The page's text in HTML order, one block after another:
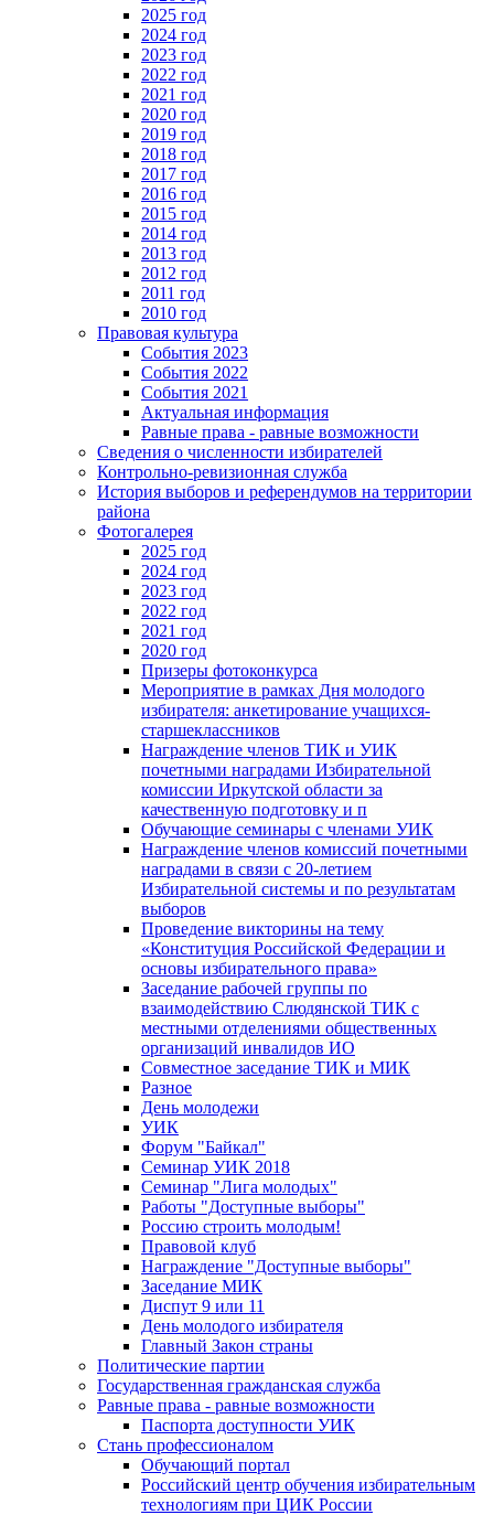
2025 год
2024 год
2023 год
2022 год
2021 год
2020 год
2019 год
2018 год
2017 год
2016 год
2015 год
2014 год
2013 год
2012 год
2011 год
2010 год
Правовая культура
События 2023
События 2022
События 2021
Актуальная информация
Равные права - равные возможности
Сведения о численности избирателей
Контрольно-ревизионная служба
История выборов и референдумов на территории
района
Фотогалерея
2025 год
2024 год
2023 год
2022 год
2021 год
2020 год
Призеры фотоконкурса
Мероприятие в рамках Дня молодого
избирателя: анкетирование учащихся-
старшеклассников
Награждение членов ТИК и УИК
почетными наградами Избирательной
комиссии Иркутской области за
качественную подготовку и п
Обучающие семинары с членами УИК
Награждение членов комиссий почетными
наградами в связи с 20-летием
Избирательной системы и по результатам
выборов
Проведение викторины на тему
«Конституция Российской Федерации и
основы избирательного права»
Заседание рабочей группы по
взаимодействию Слюдянской ТИК с
местными отделениями общественных
организаций инвалидов ИО
Совместное заседание ТИК и МИК
Разное
День молодежи
УИК
Форум "Байкал"
Семинар УИК 2018
Семинар "Лига молодых"
Работы "Доступные выборы"
Россию строить молодым!
Правовой клуб
Награждение "Доступные выборы"
Заседание МИК
Диспут 9 или 11
День молодого избирателя
Главный Закон страны
Политические партии
Государственная гражданская служба
Равные права - равные возможности
Паспорта доступности УИК
Стань профессионалом
Обучающий портал
Российский центр обучения избирательным
технологиям при ЦИК России